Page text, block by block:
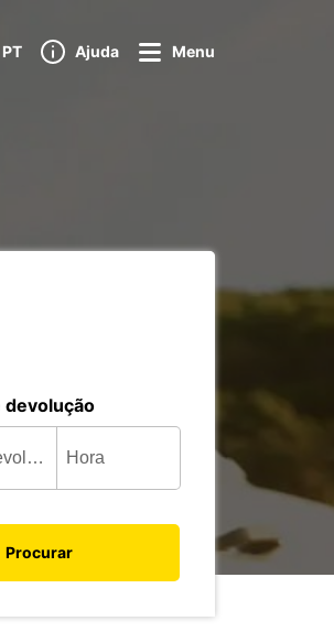
PT Ajuda Menu
devolução
Procurar